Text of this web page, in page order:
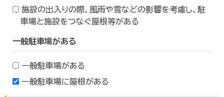
施設の出入りの際、風雨や雪などの影響を考慮し、駐
車場と施設をつなぐ屋根等がある
一般駐車場がある
一般駐車場がある
一般駐車場に屋根がある